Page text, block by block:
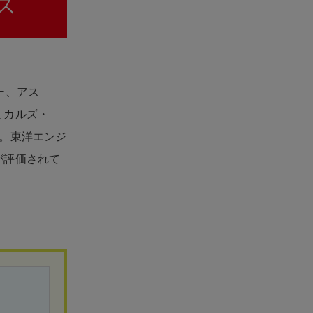
、アス
ルズ・
東洋エンジ
価されて